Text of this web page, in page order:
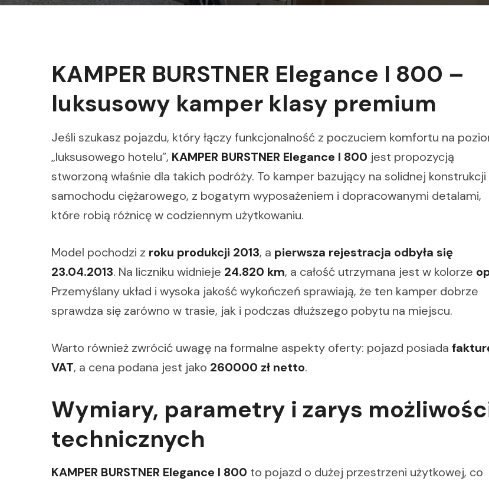
KAMPER BURSTNER Elegance I 800 –
luksusowy kamper klasy premium
Jeśli szukasz pojazdu, który łączy funkcjonalność z poczuciem komfortu na
„luksusowego hotelu”, KAMPER BURSTNER Elegance I 800 jest propozycją
stworzoną właśnie dla takich podróży. To kamper bazujący na solidnej konstrukcji
samochodu ciężarowego, z bogatym wyposażeniem i dopracowanymi detalami,
które robią różnicę w codziennym użytkowaniu.
Model pochodzi z roku produkcji 2013, a pierwsza rejestracja odbyła się
23.04.2013. Na liczniku widnieje 24.820 km, a całość utrzymana jest w kolorze
Przemyślany układ i wysoka jakość wykończeń sprawiają, że ten kamper dobrze
sprawdza się zarówno w trasie, jak i podczas dłuższego pobytu na miejscu.
Warto również zwrócić uwagę na formalne aspekty oferty: pojazd posiada
VAT, a cena podana jest jako 260000 zł netto.
Wymiary, parametry i zarys
technicznych
KAMPER BURSTNER Elegance I 800 to pojazd o dużej przestrzeni użytkowej, co